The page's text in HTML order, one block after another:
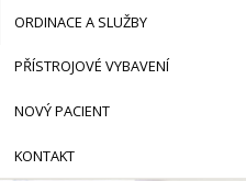
ORDINACE A SLUŽBY
PŘÍSTROJOVÉ VYBAVENÍ
NOVÝ PACIENT
KONTAKT